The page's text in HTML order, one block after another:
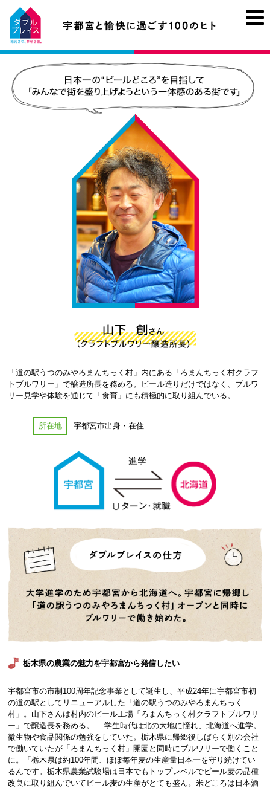
「道の駅うつのみやろまんちっく村」内にある「ろまんちっく村クラフ
トブルワリー」で醸造所長を務める。ビール造りだけではなく、ブルワ
リー見学や体験を通じて「食育」にも積極的に取り組んでいる。
所在地 宇都宮市出身・在住
栃木県の農業の魅力を宇都宮から発信したい
宇都宮市の市制100周年記念事業として誕生し、平成24年に宇都宮市初
の道の駅としてリニューアルした「道の駅うつのみやろまんちっく
村」。山下さんは村内のビール工場「ろまんちっく村クラフトブルワリ
ー」で醸造長を務める。 学生時代は北の大地に憧れ、北海道へ進学。
微生物や食品関係の勉強をしていた。栃木県に帰郷後しばらく別の会社
で働いていたが「ろまんちっく村」開園と同時にブルワリーで働くこと
に。「栃木県は約100年間、ほぼ毎年麦の生産量日本一を守り続けてい
るんです。栃木県農業試験場は日本でもトップレベルでビール麦の品種
改良に取り組んでいてビール麦の生産がとても盛ん。米どころは日本酒